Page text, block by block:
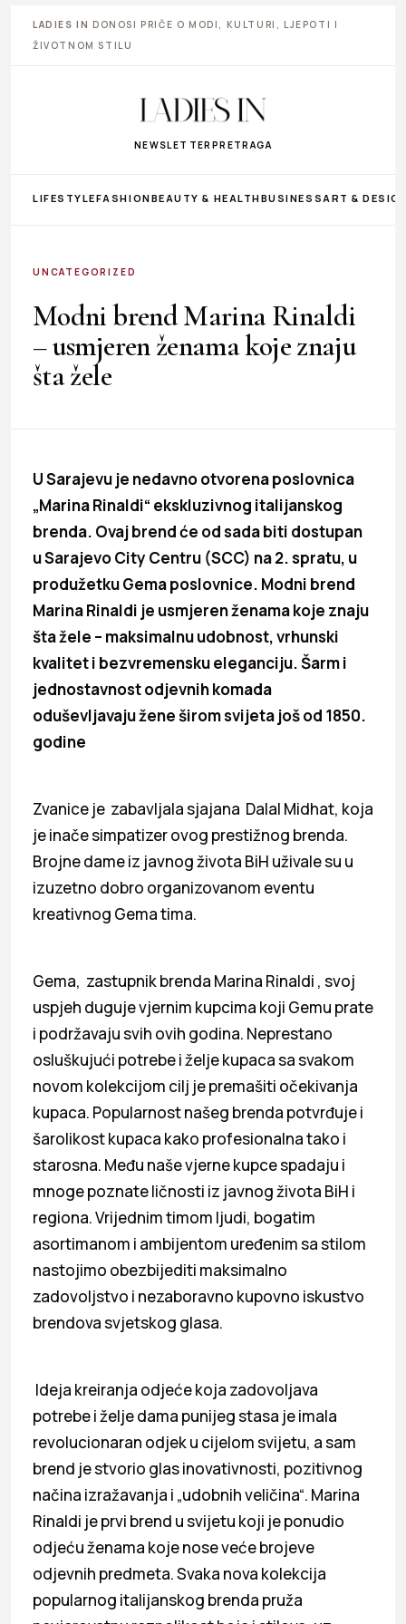
LADIES IN DONOSI PRIČE O MODI, KULTURI, LJEPOTI I
ŽIVOTNOM STILU
NEWSLETTER PRETRAGA
LIFESTYLEFASHIONBEAUTY & HEALTHBUSINESS ART &
UNCATEGORIZED
Modni brend Marina Rinaldi
– usmjeren ženama koje znaju
šta žele
U Sarajevu je nedavno otvorena poslovnica
„Marina Rinaldi“ ekskluzivnog italijanskog
brenda. Ovaj brend će od sada biti dostupan
u Sarajevo City Centru (SCC) na 2. spratu, u
produžetku Gema poslovnice. Modni brend
Marina Rinaldi je usmjeren ženama koje znaju
šta žele – maksimalnu udobnost, vrhunski
kvalitet i bezvremensku eleganciju. Šarm i
jednostavnost odjevnih komada
oduševljavaju žene širom svijeta još od 1850.
godine
Zvanice je zabavljala sjajana Dalal Midhat, koja
je inače simpatizer ovog prestižnog brenda.
Brojne dame iz javnog života BiH uživale su u
izuzetno dobro organizovanom eventu
kreativnog Gema tima.
Gema, zastupnik brenda Marina Rinaldi , svoj
uspjeh duguje vjernim kupcima koji Gemu prate
i podržavaju svih ovih godina. Neprestano
osluškujući potrebe i želje kupaca sa svakom
novom kolekcijom cilj je premašiti očekivanja
kupaca. Popularnost našeg brenda potvrđuje i
šarolikost kupaca kako profesionalna tako i
starosna. Među naše vjerne kupce spadaju i
mnoge poznate ličnosti iz javnog života BiH i
regiona. Vrijednim timom ljudi, bogatim
asortimanom i ambijentom uređenim sa stilom
nastojimo obezbijediti maksimalno
zadovoljstvo i nezaboravno kupovno iskustvo
brendova svjetskog glasa.
Ideja kreiranja odjeće koja zadovoljava
potrebe i želje dama punijeg stasa je imala
revolucionaran odjek u cijelom svijetu, a sam
brend je stvorio glas inovativnosti, pozitivnog
načina izražavanja i „udobnih veličina“. Marina
Rinaldi je prvi brend u svijetu koji je ponudio
odjeću ženama koje nose veće brojeve
odjevnih predmeta. Svaka nova kolekcija
popularnog italijanskog brenda pruža